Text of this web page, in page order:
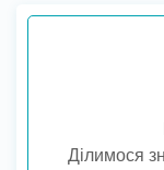
Ділимося